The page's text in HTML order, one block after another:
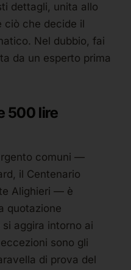
dettagli, unita allo
che decide il
Nel dubbio, fai
da un esperto prima
500 lire
comuni —
il Centenario
Alighieri — è
quotazione
si aggira intorno ai
sono gli
di prova del